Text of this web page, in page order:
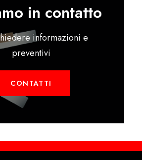
in contatto
informazioni e
preventivi
CONTATTI